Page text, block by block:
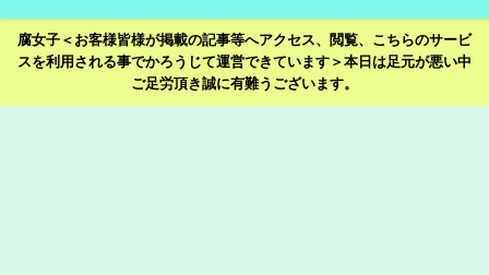
腐女子＜お客様皆様が掲載の記事等へアクセス、閲覧、こちらのサービ
スを利用される事でかろうじて運営できています＞本日は足元が悪い中
ご足労頂き誠に有難うございます。